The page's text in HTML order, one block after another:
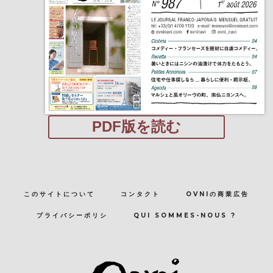
PDF版を読む
このサイトについて コンタクト OVNIの商業広告
プライバシーポリシ QUI SOMMES-NOUS ?